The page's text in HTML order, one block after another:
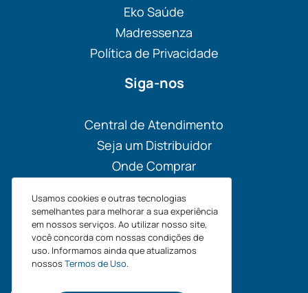
Usamos cookies e outras tecnologias
semelhantes para melhorar a sua experiência
em nossos serviços. Ao utilizar nosso site,
você concorda com nossas condições de
uso. Informamos ainda que atualizamos
nossosTermos de Uso.
Eko Saúde
Madressenza
Política de Privacidade
Siga-nos
Central de Atendimento
Seja um Distribuidor
Onde Comprar
Blog